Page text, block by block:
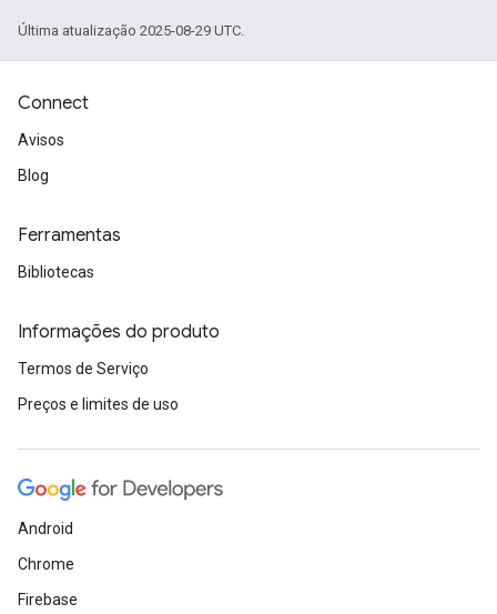
Última atualização 2025-08-29 UTC.
Connect
Avisos
Blog
Ferramentas
Bibliotecas
Informações do produto
Termos de Serviço
Preços e limites de uso
Android
Chrome
Firebase